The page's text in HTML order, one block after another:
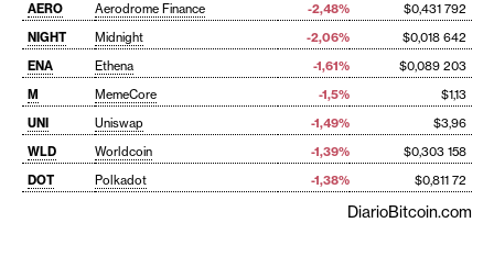
AERO
Aerodrome Finance -2,48%
$0,431 792
NIGHT
Midnight -2,06%
$0,018 642
ENA
Ethena -1,61%
$0,089 203
M
MemeCore -1,5%
$1,13
UNI
Uniswap -1,49%
$3,96
WLD
Worldcoin -1,39%
$0,303 158
DOT
Polkadot -1,38% $0,811 72
DiarioBitcoin.com